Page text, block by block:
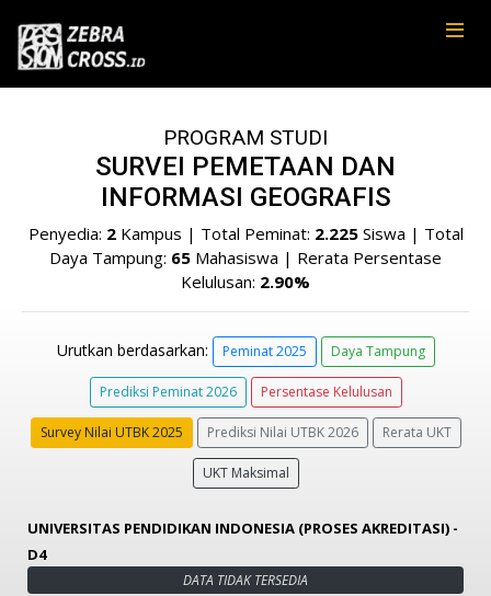
PROGRAM STUDI
SURVEI PEMETAAN DAN
INFORMASI GEOGRAFIS
Penyedia: 2Kampus | Total Peminat: 2.225Siswa | Total
Daya Tampung: 65 Mahasiswa | Rerata Persentase
Kelulusan: 2.90%
Urutkan berdasarkan: Peminat 2025 Daya Tampung
Prediksi Peminat 2026 Persentase Kelulusan
Survey Nilai UTBK 2025 Prediksi Nilai UTBK 2026 Rerata UKT
UKT Maksimal
UNIVERSITAS PENDIDIKAN INDONESIA (PROSES AKREDITASI) -
D4
DATA TIDAK TERSEDIA